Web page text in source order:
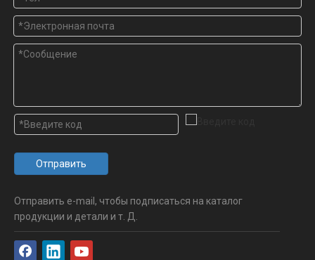
Отправить
Отправить e-mail, чтобы подписаться на каталог
продукции и детали и т. Д.